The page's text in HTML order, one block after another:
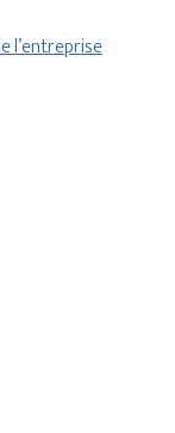
l’entreprise